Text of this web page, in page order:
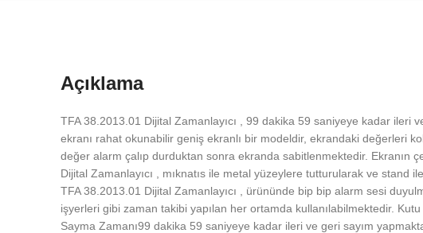
Açıklama
TFA 38.2013.01 Dijital Zamanlayıcı , 99 dakika 59 saniyeye kadar ileri
ekranı rahat okunabilir geniş ekranlı bir modeldir, ekrandaki değerleri
değer alarm çalıp durduktan sonra ekranda sabitlenmektedir. Ekranın
Dijital Zamanlayıcı , mıknatıs ile metal yüzeylere tutturularak ve stand
TFA 38.2013.01 Dijital Zamanlayıcı , ürününde bip bip alarm sesi
işyerleri gibi zaman takibi yapılan her ortamda kullanılabilmektedir.
Sayma Zamanı99 dakika 59 saniyeye kadar ileri ve geri sayım